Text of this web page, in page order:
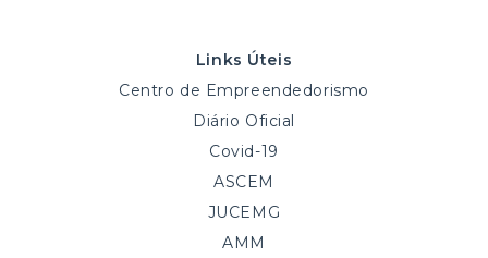
Links Úteis
Centro de Empreendedorismo
Diário Oficial
Covid-19
ASCEM
JUCEMG
AMM